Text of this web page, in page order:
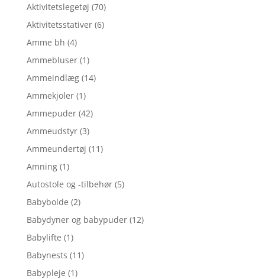
Aktivitetslegetøj (70)
Aktivitetsstativer (6)
Amme bh (4)
Ammebluser (1)
Ammeindlæg (14)
Ammekjoler (1)
Ammepuder (42)
Ammeudstyr (3)
Ammeundertøj (11)
Amning (1)
Autostole og -tilbehør (5)
Babybolde (2)
Babydyner og babypuder (12)
Babylifte (1)
Babynests (11)
Babypleje (1)